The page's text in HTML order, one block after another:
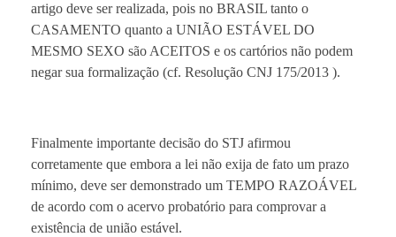
artigo deve ser realizada, pois no BRASIL tanto o
CASAMENTO quanto a UNIÃO ESTÁVEL DO
MESMO SEXO são ACEITOS e os cartórios não podem
negar sua formalização (cf. Resolução CNJ 175/2013 ).
Finalmente importante decisão do STJ afirmou
corretamente que embora a lei não exija de fato um prazo
mínimo, deve ser demonstrado um TEMPO RAZOÁVEL
de acordo com o acervo probatório para comprovar a
existência de união estável.